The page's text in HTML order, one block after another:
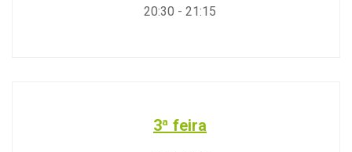
20:30 - 21:15
3ª feira